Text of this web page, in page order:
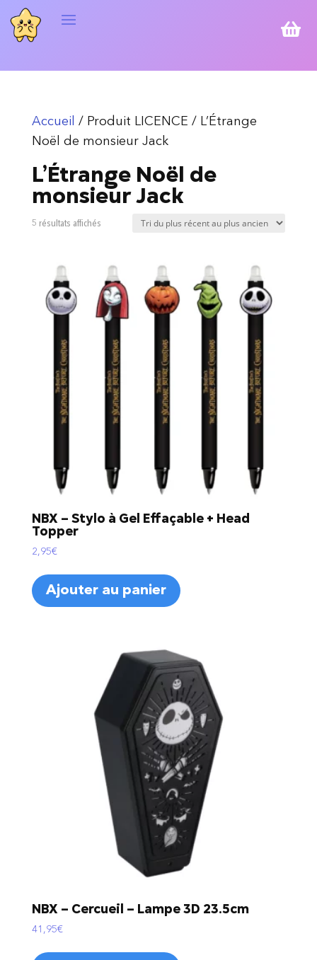

Accueil
/ Produit LICENCE / L’Étrange
Noël de monsieur Jack
L’Étrange Noël de
monsieur Jack
5 résultats affichésTrié
récent
au
plus
ancien
NBX – Stylo à Gel Effaçable + Head
Topper
2,95€
Ajouter au panier
NBX – Cercueil – Lampe 3D 23.5cm
41,95€